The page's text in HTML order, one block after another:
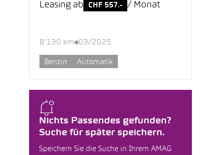
Nichts Passendes gefunden?
Suche für später speichern.
Speichern Sie die Suche in Ihrem AMAG
Leasing ab CHF 557.- / Monat
8’130 km 03/2025
Benzin Automatik